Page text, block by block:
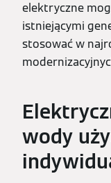
elektryczne
istniejącymi
stosować w
wody